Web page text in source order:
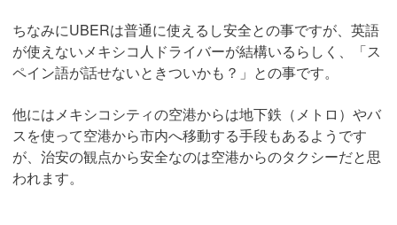
ちなみにUBERは普通に使えるし安全との事ですが、英語
が使えないメキシコ人ドライバーが結構いるらしく、「ス
ペイン語が話せないときついかも？」との事です。
他にはメキシコシティの空港からは地下鉄（メトロ）やバ
スを使って空港から市内へ移動する手段もあるようです
が、治安の観点から安全なのは空港からのタクシーだと思
われます。